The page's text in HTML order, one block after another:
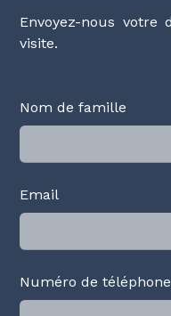
Envoyez-nous votre
visite.
Nom de famille
Email
Numéro de téléphone